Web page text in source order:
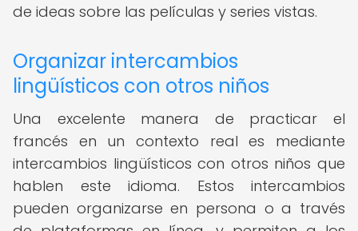
de ideas sobre las películas y series vistas.
Organizar intercambios
lingüísticos con otros niños
Una excelente manera de practicar el
francés en un contexto real es mediante
intercambios lingüísticos con otros niños que
hablen este idioma. Estos intercambios
pueden organizarse en persona o a través